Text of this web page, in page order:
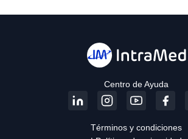
Centro de Ayuda
Términos y condiciones